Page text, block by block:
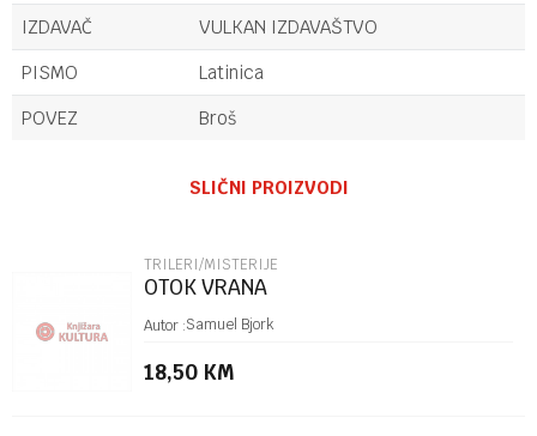
IZDAVAČ
VULKAN IZDAVAŠTVO
PISMO
Latinica
POVEZ
Broš
Poruka
SLIČNI PROIZVODI
TRILERI/MISTERIJE
OTOK VRANA
Autor :Samuel Bjork
18,50 KM